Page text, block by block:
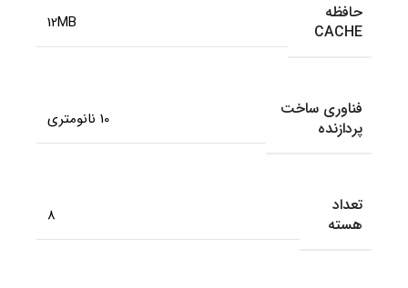
حافظه
CACHE
12MB
فناوری ساخت
پردازنده
10 نانومتری
تعداد
هسته
8